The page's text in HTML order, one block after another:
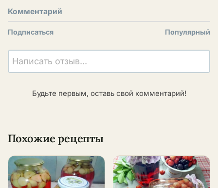
Комментарий
Подписаться Популярный
Написать отзыв...
Будьте первым, оставь свой комментарий!
Похожие рецепты